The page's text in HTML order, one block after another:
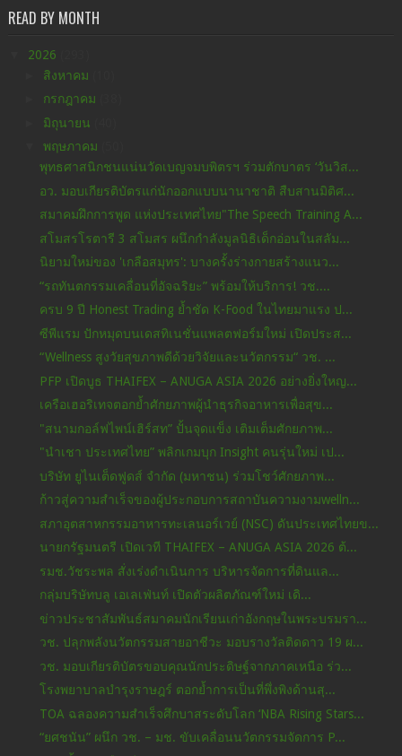
READ BY MONTH
2026
สิงหาคม
กรกฎาคม
มิถุนายน
พฤษภาคม
พุทธศาสนิกชนแน่นวัดเบญจมบพิตรฯ ร่วมตักบาตร ‘วันวิส...
อว. มอบเกียรติบัตรแก่นักออกแบบนานาชาติ สืบสานมิติศ...
สมาคมฝึกการพูด แห่งประเทศไทย"The Speech Training A...
สโมสรโรตารี 3 สโมสร ผนึกกำลังมูลนิธิเด็กอ่อนในสลัม...
นิยามใหม่ของ 'เกลือสมุทร': บางครั้งร่างกายสร้างแนว...
“รถทันตกรรมเคลื่อนที่อัจฉริยะ” พร้อมให้บริการ! วช....
ครบ 9 ปี Honest Trading ย้ำชัด K-Food ในไทยมาแรง ป...
ซีพีแรม ปักหมุดบนเดสทิเนชั่นแพลตฟอร์มใหม่ เปิดประส...
“Wellness สูงวัยสุขภาพดีด้วยวิจัยและนวัตกรรม“ วช. ...
PFP เปิดบูธ THAIFEX – ANUGA ASIA 2026 อย่างยิ่งใหญ...
เครือเฮอริเทจตอกย้ำศักยภาพผู้นำธุรกิจอาหารเพื่อสุข...
"สนามกอล์ฟไพน์เฮิร์สท” ปั้นจุดแข็ง เติมเต็มศักยภาพ...
"นำเชา ประเทศไทย” พลิกเกมบุก Insight คนรุ่นใหม่ เป...
บริษัท ยูไนเต็ดฟูดส์ จำกัด (มหาชน) ร่วมโชว์ศักยภาพ...
ก้าวสู่ความสำเร็จของผู้ประกอบการสถาบันความงามwelln...
สภาอุตสาหกรรมอาหารทะเลนอร์เวย์ (NSC) ดันประเทศไทยข...
นายกรัฐมนตรี เปิดเวที THAIFEX – ANUGA ASIA 2026 ต้...
รมช.วัชระพล สั่งเร่งดำเนินการ บริหารจัดการที่ดินแล...
กลุ่มบริษัทบลู เอเลเฟ่นท์ เปิดตัวผลิตภัณฑ์ใหม่ เดิ...
ข่าวประชาสัมพันธ์สมาคมนักเรียนเก่าอังกฤษในพระบรมรา...
วช. ปลุกพลังนวัตกรรมสายอาชีวะ มอบรางวัลติดดาว 19 ผ...
วช. มอบเกียรติบัตรขอบคุณนักประดิษฐ์จากภาคเหนือ ร่ว...
โรงพยาบาลบำรุงราษฎร์ ตอกย้ำการเป็นที่พึ่งพิงด้านสุ...
TOA ฉลองความสำเร็จศึกบาสระดับโลก ‘NBA Rising Stars...
“ยศชนัน” ผนึก วช. – มช. ขับเคลื่อนนวัตกรรมจัดการ P...